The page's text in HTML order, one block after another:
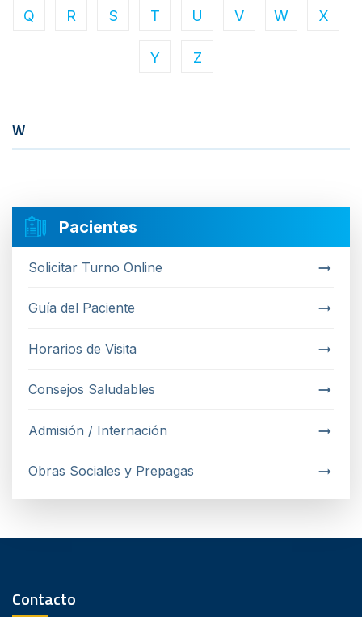
Pacientes
Solicitar Turno Online
Guía del Paciente
Horarios de Visita
Consejos Saludables
Admisión / Internación
Obras Sociales y Prepagas
Q R S T U V W X
Y Z
W
Contacto